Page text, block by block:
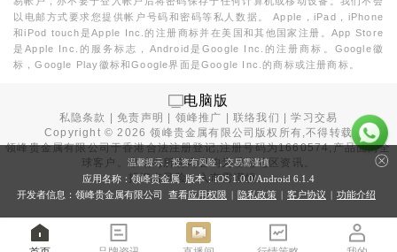
以电邮方式要求您提供帐户号码和密码等私人数据。 Apple，iPad，iPhone
和iPod touch是Apple Inc.的注册商标并在美国和其他国家注册。App Store
是Apple Inc.的服务标志，Android是Google Inc.的注册商标。Google徽
标，Google Play徽标和Google界面是Google Inc.的商标或注册商标。
电脑版
私隐条款 |免责声明 领峰推广 |联络我们 |学习交易
Copyright ©2026 领峰贵金属有限公司版权所有,不得转载
领峰贵金属有限公司于香港合法注册登记,注册号码为1660574,产品面向全
球客户。本站内所有内容均为香港地区资讯。
投资有风险，入市需谨慎。
温馨提示：投资有风险，交易需谨慎
应用名称：领峰贵金属 版本：iOS 1.0.0/Android 6.1.4
开发者信息：领峰贵金属有限公司 查看应用权限 | 隐私政策 | 客户协议 | 功能介绍